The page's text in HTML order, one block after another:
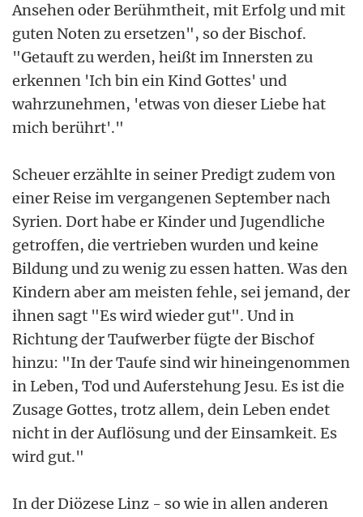
Ansehen oder Berühmtheit, mit Erfolg und mit
guten Noten zu ersetzen", so der Bischof.
"Getauft zu werden, heißt im Innersten zu
erkennen 'Ich bin ein Kind Gottes' und
wahrzunehmen, 'etwas von dieser Liebe hat
mich berührt'."
Scheuer erzählte in seiner Predigt zudem von
einer Reise im vergangenen September nach
Syrien. Dort habe er Kinder und Jugendliche
getroffen, die vertrieben wurden und keine
Bildung und zu wenig zu essen hatten. Was den
Kindern aber am meisten fehle, sei jemand, der
ihnen sagt "Es wird wieder gut". Und in
Richtung der Taufwerber fügte der Bischof
hinzu: "In der Taufe sind wir hineingenommen
in Leben, Tod und Auferstehung Jesu. Es ist die
Zusage Gottes, trotz allem, dein Leben endet
nicht in der Auflösung und der Einsamkeit. Es
wird gut."
In der Diözese Linz - so wie in allen anderen